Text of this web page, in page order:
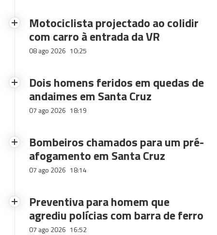
Motociclista projectado ao colidir
com carro à entrada da VR
08 ago 2026 10:25
Dois homens feridos em quedas de
andaimes em Santa Cruz
07 ago 2026 18:19
Bombeiros chamados para um pré-
afogamento em Santa Cruz
07 ago 2026 18:14
Preventiva para homem que
agrediu polícias com barra de ferro
07 ago 2026 16:52